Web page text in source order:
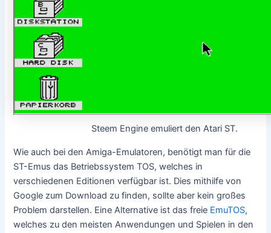
Steem Engine emuliert den Atari ST.
Wie auch bei den Amiga-Emulatoren, benötigt man für die
ST-Emus das Betriebssystem TOS, welches in
verschiedenen Editionen verfügbar ist. Dies mithilfe von
Google zum Download zu finden, sollte aber kein großes
Problem darstellen. Eine Alternative ist das freie EmuTOS,
welches zu den meisten Anwendungen und Spielen in den